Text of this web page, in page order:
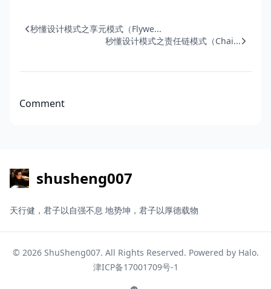
秒懂设计模式之享元模式（Flywe...
秒懂设计模式之责任链模式（Chai...
Comment
shusheng007
天行健，君子以自强不息 地势坤，君子以厚德载物
© 2026 ShuSheng007. All Rights Reserved. Powered by Halo.
津ICP备17001709号-1